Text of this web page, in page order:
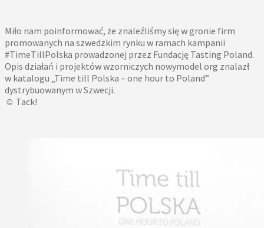
Miło nam poinformować, że znaleźliśmy się w gronie firm
promowanych na szwedzkim rynku w ramach kampanii
#TimeTillPolska prowadzonej przez Fundację Tasting Poland.
Opis działań i projektów wzorniczych nowymodel.org znalazł
w katalogu „Time till Polska – one hour to Poland”
dystrybuowanym w Szwecji.
☺ Tack!